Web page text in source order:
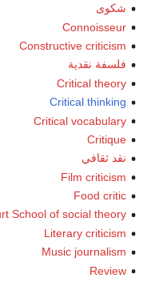
شكوى
Connoisseur
Constructive criticism
فلسفة نقدية
Critical theory
Critical thinking
Critical vocabulary
Critique
نقد ثقافي
Film criticism
Food critic
School of social theory
Literary criticism
Music journalism
Review